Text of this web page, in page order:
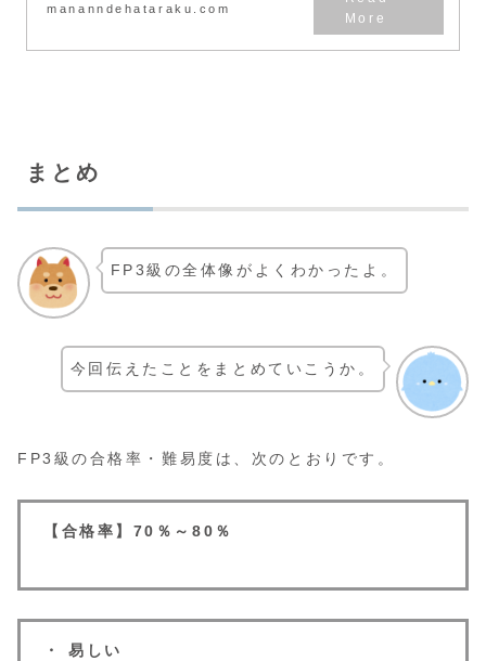
mananndehataraku.com
まとめ
FP3級の全体像がよくわかったよ。
今回伝えたことをまとめていこうか。
FP3級の合格率・難易度は、次のとおりです。
【合格率】70％～80％
・ 易しい